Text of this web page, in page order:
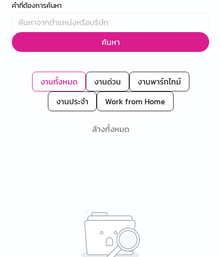
คำที่ต้องการค้นหา
ค้นหา
งานทั้งหมด งานด่วน
งานพาร์ทไทม์
งานประจำ
Work from Home
ล้างทั้งหมด